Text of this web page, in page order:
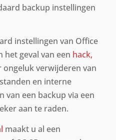
backup instellingen
instellingen van Office
het geval van een hack,
ongeluk verwijderen van
en interne
van een backup via een
aan te raden.
maakt u al een